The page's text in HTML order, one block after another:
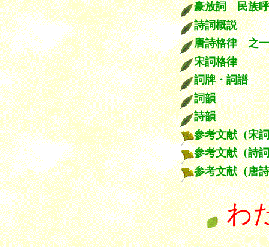
豪放詞 民族
詩詞概説
唐詩格律 之一
宋詞格律
詞牌・詞譜
詞韻
詩韻
参考文献（宋
参考文献（詩
参考文献（唐
わ